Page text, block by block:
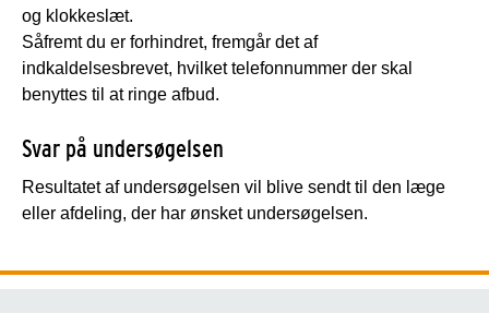
og klokkeslæt.
Såfremt du er forhindret, fremgår det af
indkaldelsesbrevet, hvilket telefonnummer der skal
benyttes til at ringe afbud.
Svar på undersøgelsen
Resultatet af undersøgelsen vil blive sendt til den læge
eller afdeling, der har ønsket undersøgelsen.